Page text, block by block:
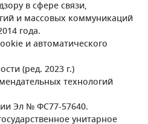
в сфере связи,
и массовых коммуникаций
года.
и автоматического
(ред. 2023 г.)
технологий
Эл № ФС77-57640.
унитарное